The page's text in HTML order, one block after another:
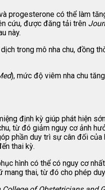
progesterone có thể làm
cứu, được đăng tải trên
này.
trong mô nha chu, đồng
), mức độ viêm nha chu
định kỳ giúp phát hiện
từ đó giảm nguy cơ ảnh
phần duy trì sự cân đối
thai kỳ.
hình có thể có nguy cơ
thai, từ đó cho phép